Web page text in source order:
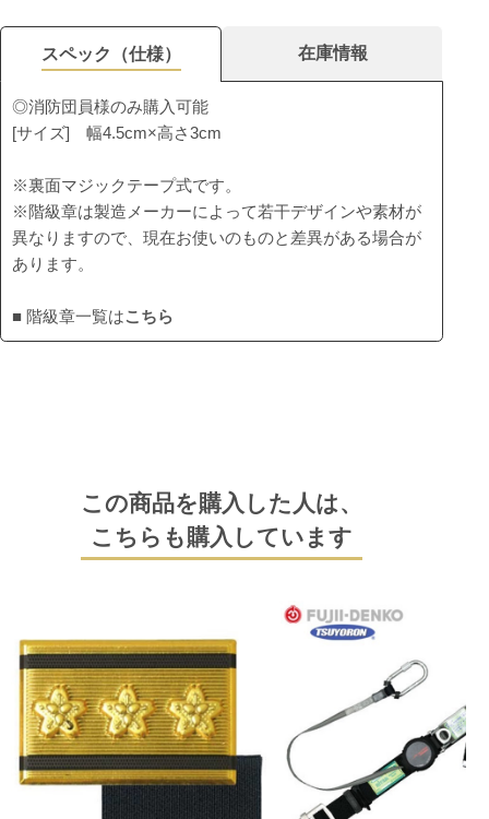
スペック（仕様） 在庫情報
◎消防団員様のみ購入可能
[サイズ] 幅4.5cm×高さ3cm
※裏面マジックテープ式です。
※階級章は製造メーカーによって若干デザインや素材が
異なりますので、現在お使いのものと差異がある場合が
あります。
■ 階級章一覧はこちら
この商品を購入した人は、
こちらも購入しています